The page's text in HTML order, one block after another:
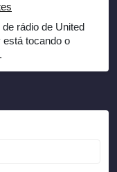
rádio de United
tocando o